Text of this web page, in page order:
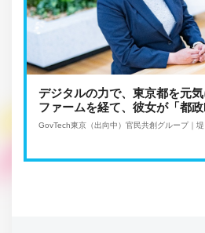
デジタルの力で、東京都を元
ファームを経て、彼女が「都
GovTech東京（出向中）官民共創グループ｜堤